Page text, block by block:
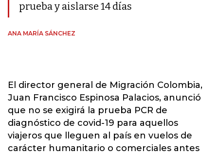
prueba y aislarse 14 días
ANA MARÍA SÁNCHEZ
El director general de Migración Colombia,
Juan Francisco Espinosa Palacios, anunció
que no se exigirá la prueba PCR de
diagnóstico de covid-19 para aquellos
viajeros que lleguen al país en vuelos de
carácter humanitario o comerciales antes